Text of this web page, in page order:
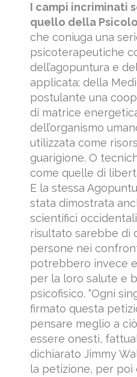
I campi incriminati
quello della
che coniuga una
psicoterapeutiche
dell’agopuntura e
applicata; della
postulante una
di matrice
dell’organismo
utilizzata come
guarigione. O
come quelle di
E la stessa
stata dimostrata
scientifici
risultato sarebbe di
persone nei
potrebbero invece
per la loro salute e
psicofisico. “Ogni
firmato questa
pensare meglio a
essere onesti,
dichiarato Jimmy
la petizione, per